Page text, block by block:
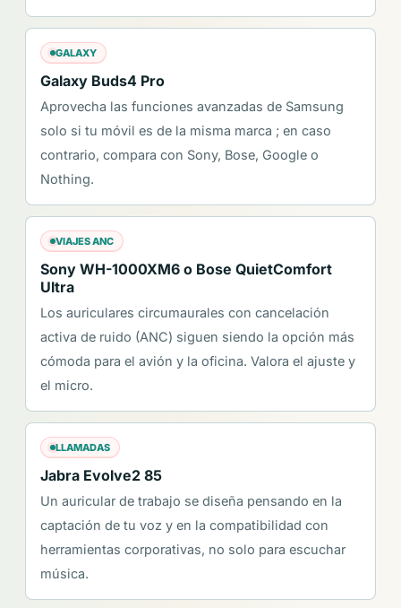
GALAXY
Galaxy Buds4 Pro
Aprovecha las funciones avanzadas de Samsung
solo si tu móvil es de la misma marca ; en caso
contrario, compara con Sony, Bose, Google o
Nothing.
VIAJES ANC
Sony WH-1000XM6 o Bose QuietComfort
Ultra
Los auriculares circumaurales con cancelación
activa de ruido (ANC) siguen siendo la opción más
cómoda para el avión y la oficina. Valora el ajuste y
el micro.
LLAMADAS
Jabra Evolve2 85
Un auricular de trabajo se diseña pensando en la
captación de tu voz y en la compatibilidad con
herramientas corporativas, no solo para escuchar
música.